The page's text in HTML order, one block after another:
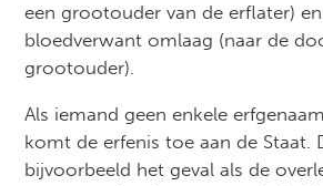
een grootouder van de erflater)
bloedverwant omlaag (naar de
grootouder).
Als iemand geen enkele
komt de erfenis toe aan de Staat.
bijvoorbeeld het geval als de